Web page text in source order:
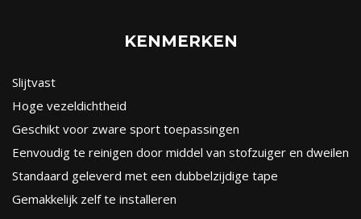
KENMERKEN
Slijtvast
Hoge vezeldichtheid
Geschikt voor zware sport toepassingen
Eenvoudig te reinigen door middel van stofzuiger en dweilen
Standaard geleverd met een dubbelzijdige tape
Gemakkelijk zelf te installeren